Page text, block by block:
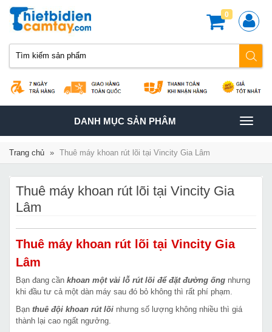
0
TOGGLE
NAVIGATION
DANH MỤC SẢN PHÂM
Trang chủ » Thuê máy khoan rút lõi tại Vincity Gia Lâm
Thuê máy khoan rút lõi tại Vincity Gia
Lâm
Thuê máy khoan rút lõi tại Vincity Gia
Lâm
Bạn đang cần khoan một vài lỗ rút lõi để đặt đường ống nhưng
khi đầu tư cả một dàn máy sau đó bỏ không thì rất phí phạm.
Bạn thuê đội khoan rút lõi nhưng số lượng không nhiều thì giá
thành lại cao ngất ngưởng.